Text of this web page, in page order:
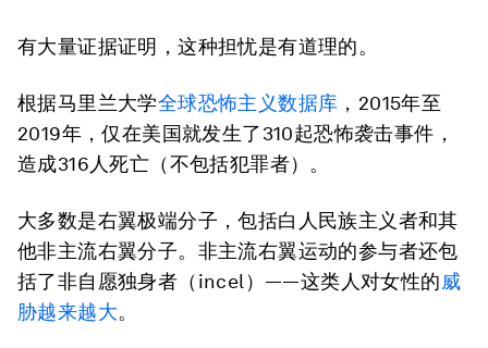
有大量证据证明，这种担忧是有道理的。
根据马里兰大学全球恐怖主义数据库 ，2015年至
2019年，仅在美国就发生了310起恐怖袭击事件，
造成316人死亡（不包括犯罪者）。
大多数是右翼极端分子，包括白人民族主义者和其
他非主流右翼分子。非主流右翼运动的参与者还包
括了非自愿独身者（incel）——这类人对女性的威
胁越来越大。